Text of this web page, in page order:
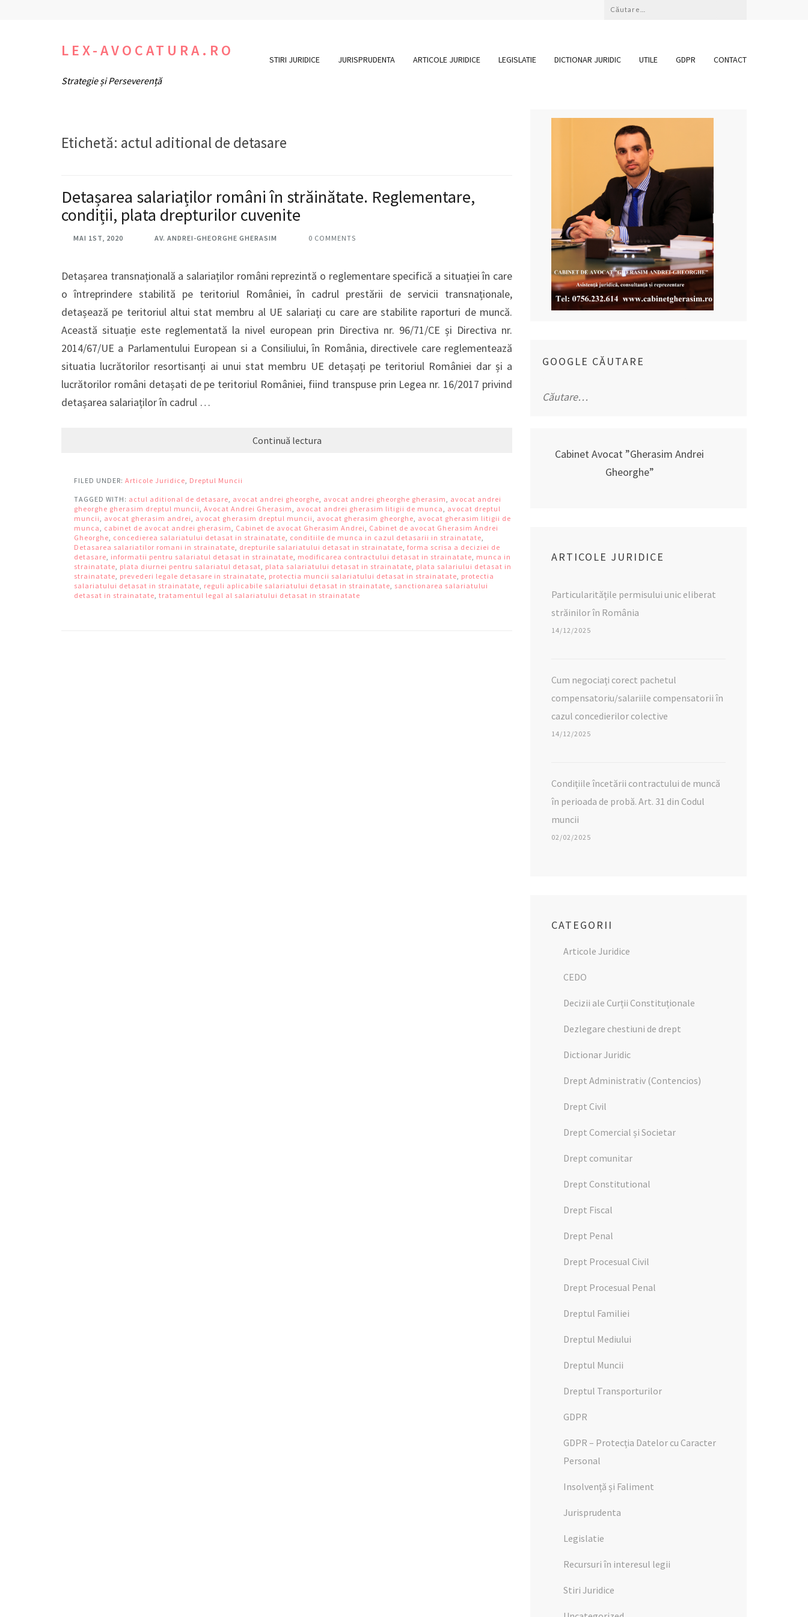
Caută
LEX-AVOCATURA.RO
Strategie și Perseverență
STIRI JURIDICE JURISPRUDENTA ARTICOLE JURIDICE LEGISLATIE DICTIONAR JURIDIC UTILE GDPR CONTACT
Etichetă: actul aditional de detasare
Detașarea salariaților români în străinătate. Reglementare,
condiții, plata drepturilor cuvenite
MAI 1ST, 2020 AV. ANDREI-GHEORGHE GHERASIM 0 COMMENTS
Detașarea transnațională a salariaților români reprezintă o reglementare specifică a situației în care
o întreprindere stabilită pe teritoriul României, în cadrul prestării de servicii transnaționale,
detașează pe teritoriul altui stat membru al UE salariați cu care are stabilite raporturi de muncă.
Această situație este reglementată la nivel european prin Directiva nr. 96/71/CE și Directiva nr.
2014/67/UE a Parlamentului European si a Consiliului, în România, directivele care reglementează
situatia lucrătorilor resortisanți ai unui stat membru UE detașați pe teritoriul României dar și a
lucrătorilor români detașati de pe teritoriul României, fiind transpuse prin Legea nr. 16/2017 privind
detașarea salariaților în cadrul …
Continuă lectura
FILED UNDER: Articole Juridice, Dreptul Muncii
TAGGED WITH: actul aditional de detasare, avocat andrei gheorghe, avocat andrei gheorghe gherasim, avocat andrei
gheorghe gherasim dreptul muncii, Avocat Andrei Gherasim, avocat andrei gherasim litigii de munca, avocat dreptul
muncii, avocat gherasim andrei, avocat gherasim dreptul muncii, avocat gherasim gheorghe, avocat gherasim litigii de
munca, cabinet de avocat andrei gherasim, Cabinet de avocat Gherasim Andrei, Cabinet de avocat Gherasim Andrei
Gheorghe, concedierea salariatului detasat in strainatate, conditiile de munca in cazul detasarii in strainatate,
Detasarea salariatilor romani in strainatate, drepturile salariatului detasat in strainatate, forma scrisa a deciziei de
detasare, informatii pentru salariatul detasat in strainatate, modificarea contractului detasat in strainatate, munca in
strainatate, plata diurnei pentru salariatul detasat, plata salariatului detasat in strainatate, plata salariului detasat in
strainatate, prevederi legale detasare in strainatate, protectia muncii salariatului detasat in strainatate, protectia
salariatului detasat in strainatate, reguli aplicabile salariatului detasat in strainatate, sanctionarea salariatului
detasat in strainatate, tratamentul legal al salariatului detasat in strainatate
GOOGLE CĂUTARE
după:
Cabinet Avocat ”Gherasim Andrei
Gheorghe”
ARTICOLE JURIDICE
Particularitățile permisului unic eliberat
străinilor în România
14/12/2025
Cum negociați corect pachetul
compensatoriu/salariile compensatorii în
cazul concedierilor colective
14/12/2025
Condițiile încetării contractului de muncă
în perioada de probă. Art. 31 din Codul
muncii
02/02/2025
CATEGORII
Articole Juridice
CEDO
Decizii ale Curții Constituționale
Dezlegare chestiuni de drept
Dictionar Juridic
Drept Administrativ (Contencios)
Drept Civil
Drept Comercial și Societar
Drept comunitar
Drept Constitutional
Drept Fiscal
Drept Penal
Drept Procesual Civil
Drept Procesual Penal
Dreptul Familiei
Dreptul Mediului
Dreptul Muncii
Dreptul Transporturilor
GDPR
GDPR – Protecția Datelor cu Caracter
Personal
Insolvență și Faliment
Jurisprudenta
Legislatie
Recursuri în interesul legii
Stiri Juridice